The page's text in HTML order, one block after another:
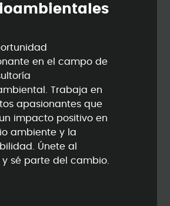
ioambienta les
en el campo de
Trabaja en
apasionantes que
impacto positivo en
ambiente y la
Únete al
sé parte del cambio.